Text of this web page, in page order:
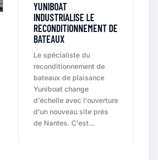
YUNIBOAT
INDUSTRIALISE LE
RECONDITIONNEMENT DE
BATEAUX
Le spécialiste du
reconditionnement de
bateaux de plaisance
Yuniboat change
d'échelle avec l'ouverture
d'un nouveau site près
de Nantes. C'est…